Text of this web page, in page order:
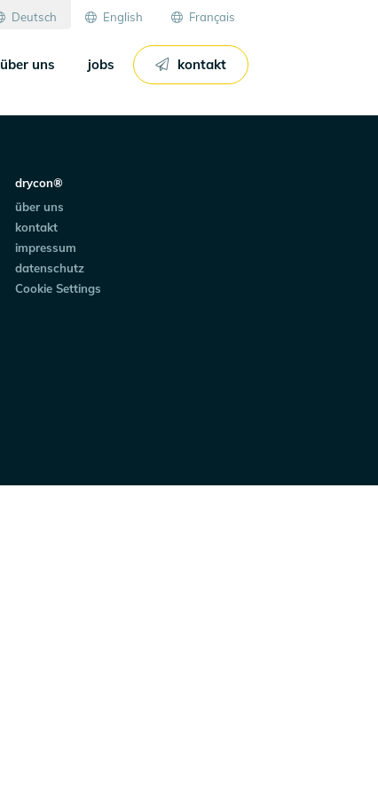
Deutsch English Français
über uns jobs kontakt
drycon®
über uns
kontakt
impressum
datenschutz
Cookie Settings